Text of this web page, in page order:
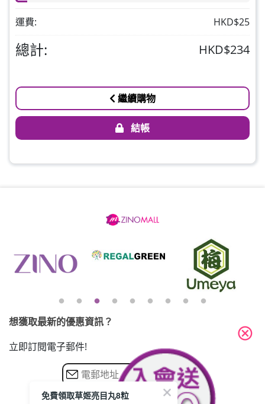
運費: HKD$25
總計: HKD$234
繼續購物
結帳
想獲取最新的優惠資訊？
立即訂閱電子郵件!
cancel
免費領取草姬亮目丸8粒